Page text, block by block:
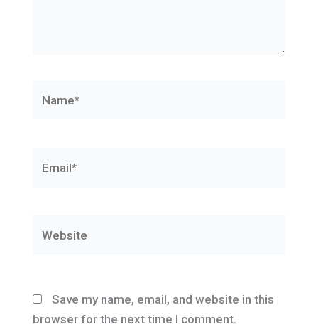
Save my name, email, and website in this
browser for the next time I comment.